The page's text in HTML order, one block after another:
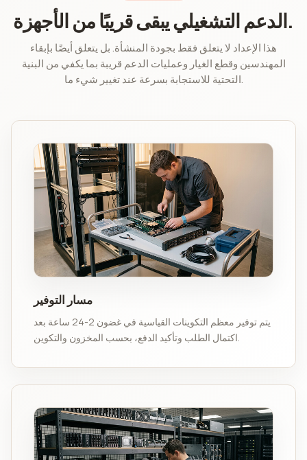
الدعم التشغيلي يبقى قريبًا من الأجهزة.
هذا الإعداد لا يتعلق فقط بجودة المنشأة. بل يتعلق أيضًا بإبقاء
المهندسين وقطع الغيار وعمليات الدعم قريبة بما يكفي من البنية
التحتية للاستجابة بسرعة عند تغيير شيء ما.
مسار التوفير
يتم توفير معظم التكوينات القياسية في غضون 2-24 ساعة بعد
اكتمال الطلب وتأكيد الدفع، بحسب المخزون والتكوين.